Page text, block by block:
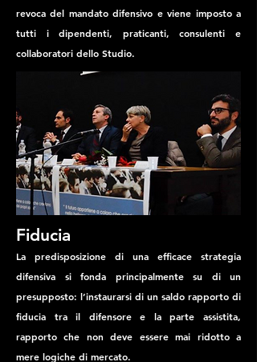
revoca del mandato difensivo e viene imposto a
tutti i dipendenti, praticanti, consulenti e
collaboratori dello Studio.
Fiducia
La predisposizione di una efficace strategia
difensiva si fonda principalmente su di un
presupposto: l’instaurarsi di un saldo rapporto di
fiducia tra il difensore e la parte assistita,
rapporto che non deve essere mai ridotto a
mere logiche di mercato.